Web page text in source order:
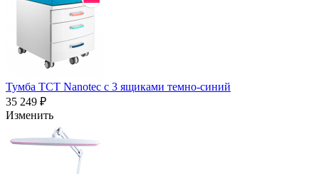
Тумба TCT Nanotec с 3 ящиками темно-синий
35 249 ₽
Изменить